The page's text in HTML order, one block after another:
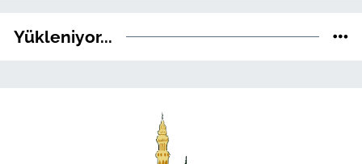
Yükleniyor...